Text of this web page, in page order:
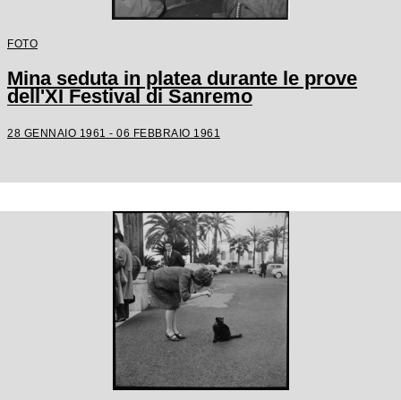
FOTO
Mina seduta in platea durante le prove
dell'XI Festival di Sanremo
28 GENNAIO 1961 - 06 FEBBRAIO 1961